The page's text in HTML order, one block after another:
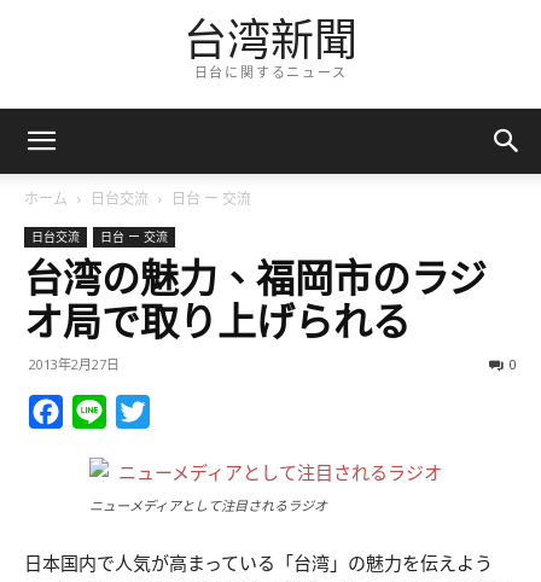
台湾新聞
日台に関するニュース
ホーム 日台交流 日台 ー 交流
日台交流 日台 ー 交流
台湾の魅力、福岡市のラジ
オ局で取り上げられる
2013年2月27日 0
Facebook
Line
ニューメディアとして注目されるラジオ
日本国内で人気が高まっている「台湾」の魅力を伝えよう